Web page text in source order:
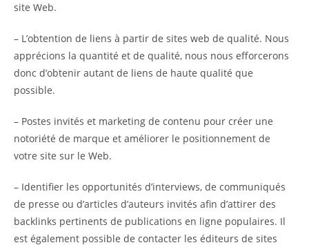
site Web.
– L’obtention de liens à partir de sites web de qualité. Nous
apprécions la quantité et de qualité, nous nous efforcerons
donc d’obtenir autant de liens de haute qualité que
possible.
– Postes invités et marketing de contenu pour créer une
notoriété de marque et améliorer le positionnement de
votre site sur le Web.
– Identifier les opportunités d’interviews, de communiqués
de presse ou d’articles d’auteurs invités afin d’attirer des
backlinks pertinents de publications en ligne populaires. Il
est également possible de contacter les éditeurs de sites